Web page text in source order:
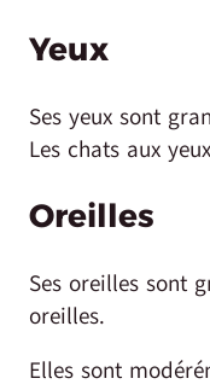
Yeux
Ses yeux sont
Les chats aux
Oreilles
Ses oreilles sont
oreilles.
Elles sont